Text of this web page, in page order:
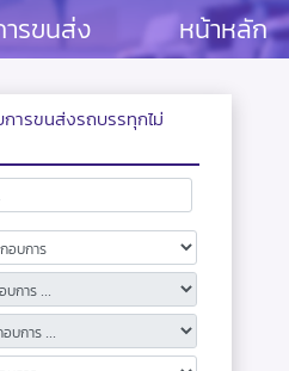
รขนส่ง หน้าหลัก
ารขนส่งรถบรรทุกไม่